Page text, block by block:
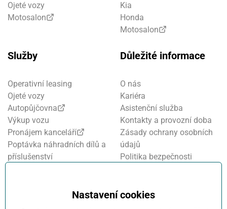
Nastavení cookies
Ojeté vozy
Motosalon
Kia
Honda
Motosalon
Služby
Operativní leasing
Ojeté vozy
Autopůjčovna
Výkup vozu
Pronájem kanceláří
Poptávka náhradních dílů a
příslušenství
Důležité informace
O nás
Kariéra
Asistenční služba
Kontakty a provozní doba
Zásady ochrany osobních
údajů
Politika bezpečnosti
Oznamovací systém